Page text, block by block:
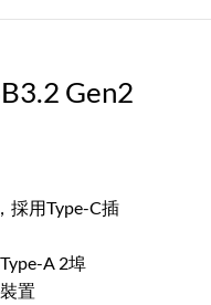
Gen2
採用Type-C插
A 2埠
置